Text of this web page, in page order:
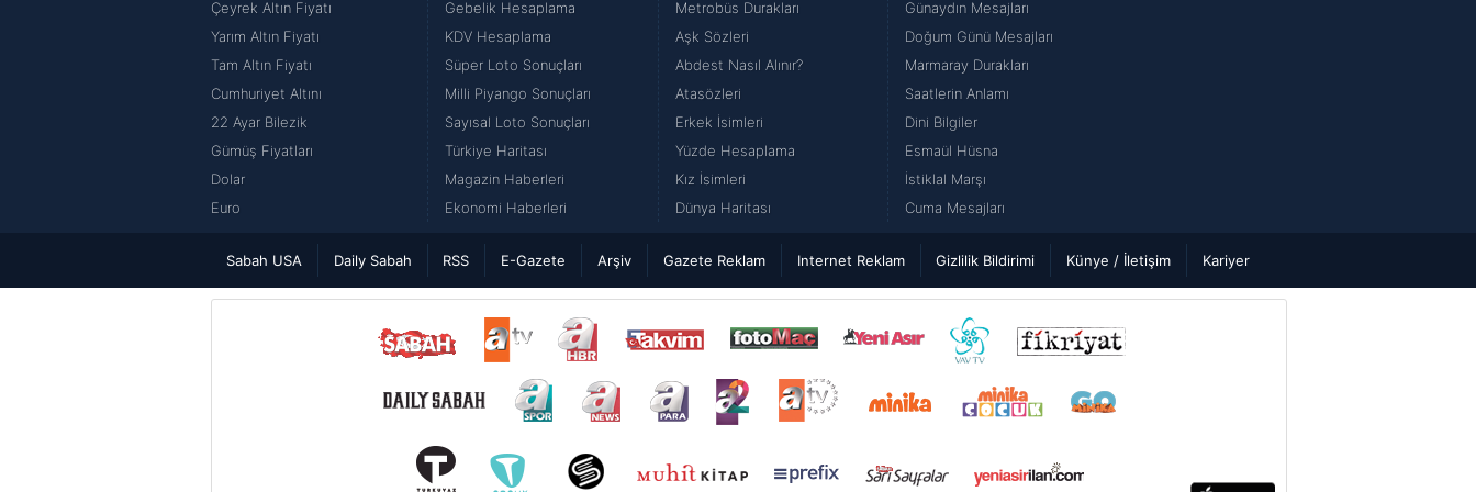
Çeyrek Altın Fiyatı
Yarım Altın Fiyatı
Tam Altın Fiyatı
Cumhuriyet Altını
22 Ayar Bilezik
Gümüş Fiyatları
Dolar
Euro
Gebelik Hesaplama
KDV Hesaplama
Süper Loto Sonuçları
Milli Piyango Sonuçları
Sayısal Loto Sonuçları
Türkiye Haritası
Magazin Haberleri
Ekonomi Haberleri
Metrobüs Durakları
Aşk Sözleri
Abdest Nasıl Alınır?
Atasözleri
Erkek İsimleri
Yüzde Hesaplama
Kız İsimleri
Dünya Haritası
Günaydın Mesajları
Doğum Günü Mesajları
Marmaray Durakları
Saatlerin Anlamı
Dini Bilgiler
Esmaül Hüsna
İstiklal Marşı
Cuma Mesajları
Sabah USA Daily Sabah RSS E-Gazete Arşiv Gazete Reklam Internet Reklam Gizlilik Bildirimi Künye / İletişim Kariyer